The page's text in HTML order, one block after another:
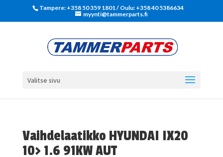
Tampere: +358 50 359 1801‬ / Oulu: +358 40 5386634
myynti@tammerparts.fi
Valitse sivu
Vaihdelaatikko HYUNDAI IX20
10> 1.6 91KW AUT